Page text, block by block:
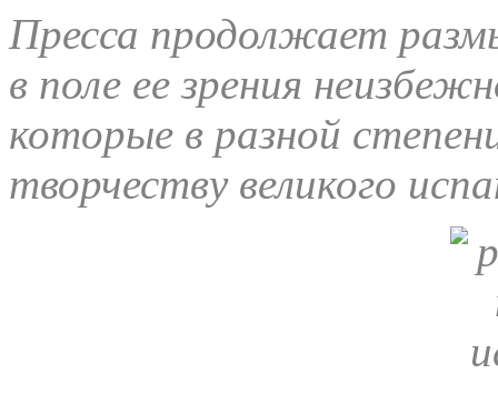
Пресса продолжает
в поле ее зрения
которые в разной
творчеству великого